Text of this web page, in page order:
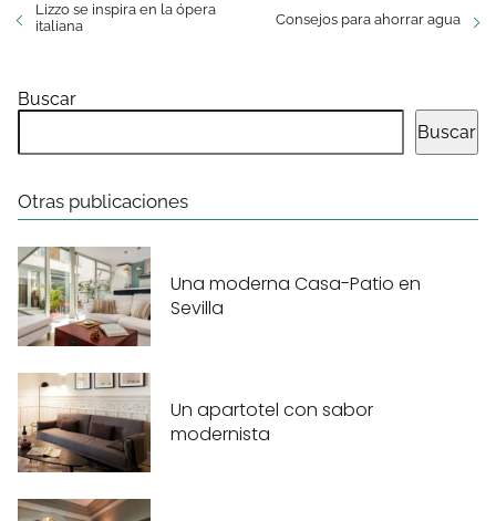
Lizzo se inspira en la ópera
italiana
Consejos para ahorrar agua
Buscar
Buscar
Otras publicaciones
Una moderna Casa-Patio en
Sevilla
Un apartotel con sabor
modernista